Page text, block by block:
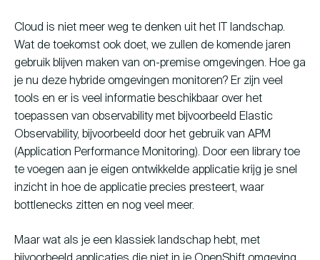
hallo@hcs-company.com
HCS Company
Anthony Fokkerweg 61
1059 CP Amsterdam
Instagram
LinkedIn
YouTube
Cloud is niet meer weg te denken uit het IT landschap.
Wat de toekomst ook doet, we zullen de komende jaren
gebruik blijven maken van on-premise omgevingen. Hoe ga
je nu deze hybride omgevingen monitoren? Er zijn veel
tools en er is veel informatie beschikbaar over het
toepassen van observability met bijvoorbeeld Elastic
Observability, bijvoorbeeld door het gebruik van APM
(Application Performance Monitoring). Door een library toe
te voegen aan je eigen ontwikkelde applicatie krijg je snel
inzicht in hoe de applicatie precies presteert, waar
bottlenecks zitten en nog veel meer.
Maar wat als je een klassiek landschap hebt, met